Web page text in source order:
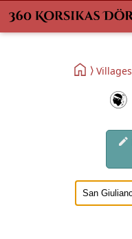
Villages